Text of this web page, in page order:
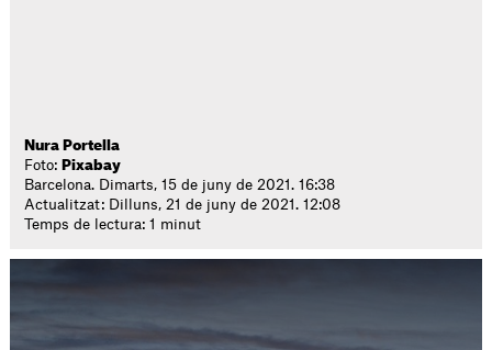
Nura Portella
Foto: Pixabay
Barcelona. Dimarts, 15 de juny de 2021. 16:38
Actualitzat: Dilluns, 21 de juny de 2021. 12:08
Temps de lectura: 1 minut